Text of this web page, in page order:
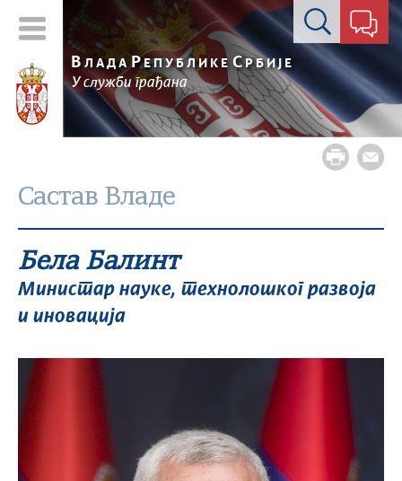
Контакт форма
В ЛАДА РЕПУБЛИКЕ СРБИЈЕ
У служби грађана
Састав Владе
Бела Балинт
Министар науке, технолошког развоја
и иновација